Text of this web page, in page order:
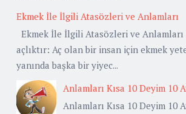
Ekmek İle İlgili Atasözleri ve Anlamları
Ekmek İle İlgili Atasözleri ve Anlamları
açlıktır: Aç olan bir insan için ekmek
yanında başka bir yiyec...
Anlamları Kısa 10 Deyim 10
Anlamları Kısa 10 Deyim 10